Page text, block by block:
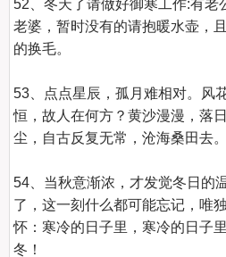
52、冬天了请做好御寒工作:有老
老婆，暂时没有的请抱暖水壶，
的换毛。
53、点点星辰，孤月难相对。风
恒，故人在何方？黄沙漫漫，落
尘，自古反复无常，沧海桑田去。
54、当秋意渐浓，才发觉冬日的
了，这一刻什么都可能忘记，唯
怀：寒冷的日子里，寒冷的日子
冬！